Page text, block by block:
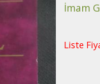
İmam
Liste